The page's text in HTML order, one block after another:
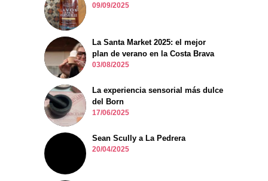
09/09/2025
La Santa Market 2025: el mejor
plan de verano en la Costa Brava
03/08/2025
La experiencia sensorial más dulce
del Born
17/06/2025
Sean Scully a La Pedrera
20/04/2025